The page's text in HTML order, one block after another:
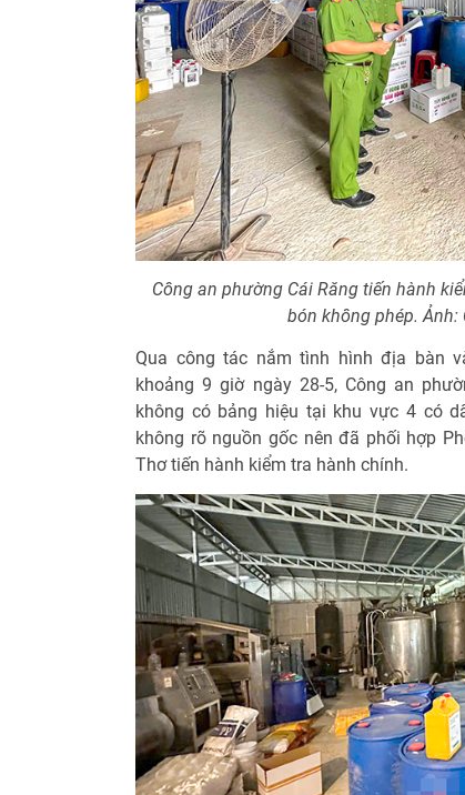
Công an phường Cái Răng tiến hành
bón không phép. Ảnh:
Qua công tác nắm tình hình địa bàn
khoảng 9 giờ ngày 28-5, Công an
không có bảng hiệu tại khu vực 4 có
không rõ nguồn gốc nên đã phối hợp
Thơ tiến hành kiểm tra hành chính.